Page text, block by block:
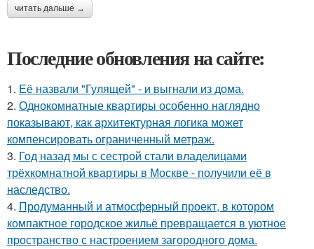
читать дальше →
Последние обновления на сайте:
1. Её назвали "Гулящей" - и выгнали из дома.
2. Однокомнатные квартиры особенно наглядно
показывают, как архитектурная логика может
компенсировать ограниченный метраж.
3. Год назад мы с сестрой стали владелицами
трёхкомнатной квартиры в Москве - получили её в
наследство.
4. Продуманный и атмосферный проект, в котором
компактное городское жильё превращается в уютное
пространство с настроением загородного дома.